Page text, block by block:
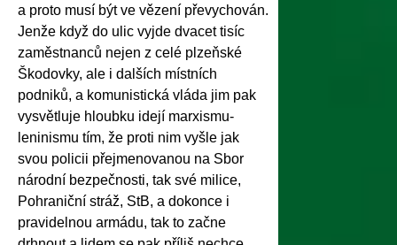
a proto musí být ve vězení převychován.
Jenže když do ulic vyjde dvacet tisíc
zaměstnanců nejen z celé plzeňské
Škodovky, ale i dalších místních
podniků, a komunistická vláda jim pak
vysvětluje hloubku idejí marxismu-
leninismu tím, že proti nim vyšle jak
svou policii přejmenovanou na Sbor
národní bezpečnosti, tak své milice,
Pohraniční stráž, StB, a dokonce i
pravidelnou armádu, tak to začne